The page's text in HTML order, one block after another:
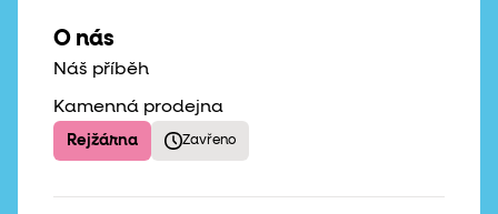
O nás
Náš příběh
Kamenná prodejna
Rejžárna Zavřeno